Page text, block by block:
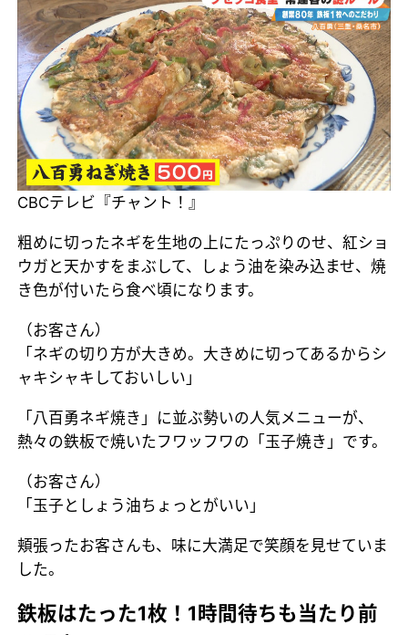
CBCテレビ『チャント！』
粗めに切ったネギを生地の上にたっぷりのせ、紅ショ
ウガと天かすをまぶして、しょう油を染み込ませ、焼
き色が付いたら食べ頃になります。
（お客さん）
「ネギの切り方が大きめ。大きめに切ってあるからシ
ャキシャキしておいしい」
「八百勇ネギ焼き」に並ぶ勢いの人気メニューが、
熱々の鉄板で焼いたフワッフワの「玉子焼き」です。
（お客さん）
「玉子としょう油ちょっとがいい」
頬張ったお客さんも、味に大満足で笑顔を見せていま
した。
鉄板はたった1枚！1時間待ちも当たり前